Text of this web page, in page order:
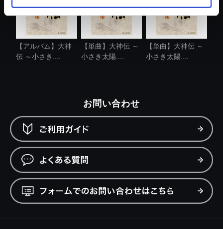
【アルバム】大神
伝 ～小さき....
【単曲】大神伝 ～
小さき太陽....
【単曲】大神伝 ～
小さき太陽....
お問い合わせ